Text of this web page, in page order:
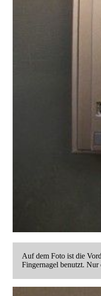
Auf dem Foto ist die
Fingernagel benutzt. Nur